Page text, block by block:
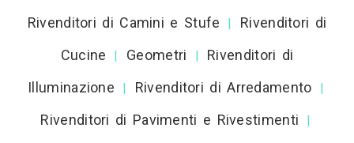
Rivenditori di Camini e Stufe |
Rivenditori di
Cucine
| Geometri |
Rivenditori di
Illuminazione
| Rivenditori di Arredamento |
Rivenditori di Pavimenti e Rivestimenti |